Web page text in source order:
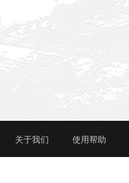
关于我们 使用帮助